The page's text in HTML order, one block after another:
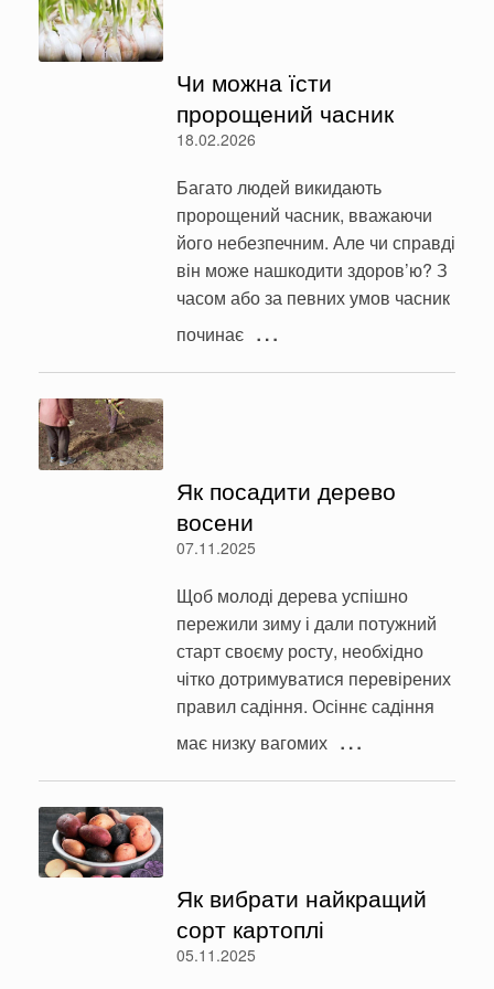
Чи можна їсти
пророщений часник
18.02.2026
Багато людей викидають
пророщений часник, вважаючи
його небезпечним. Але чи справді
він може нашкодити здоров’ю? З
часом або за певних умов часник
починає …
Як посадити дерево
восени
07.11.2025
Щоб молоді дерева успішно
пережили зиму і дали потужний
старт своєму росту, необхідно
чітко дотримуватися перевірених
правил садіння. Осіннє садіння
має низку вагомих …
Як вибрати найкращий
сорт картоплі
05.11.2025